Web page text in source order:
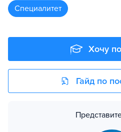
специалитет
Хочу
Гайд по